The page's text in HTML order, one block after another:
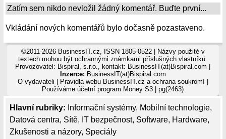
Hlavní rubriky: Informační systémy, Mobilní technologie,
Datová centra, Sítě, IT bezpečnost, Software, Hardware,
Zkušenosti a názory, Speciály
Zatím sem nikdo nevložil žádný komentář. Buďte první...
Vkládání nových komentářů bylo dočasně pozastaveno.
©2011-2026 BusinessIT.cz, ISSN 1805-0522 | Názvy použité v
textech mohou být ochrannými známkami příslušných vlastníků.
Provozovatel: Bispiral, s.r.o., kontakt: BusinessIT(at)Bispiral.com |
Inzerce: BusinessIT(at)Bispiral.com
O vydavateli
Pravidla webu BusinessIT.cz a ochrana soukromí|
Používámeúčetní program Money S3 | pg(2463)